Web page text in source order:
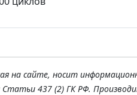
на сайте, носит
437 (2) ГК РФ.